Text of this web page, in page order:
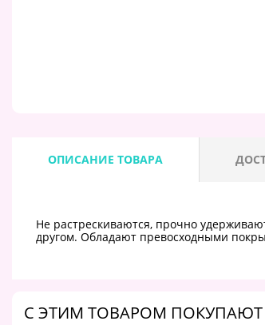
ОПИСАНИЕ ТОВАРА
Не растрескиваются, прочно
другом. Обладают превосходными
C ЭТИМ ТОВАРОМ ПОКУПАЮТ